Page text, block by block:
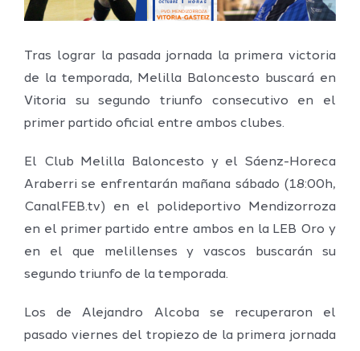
Tras lograr la pasada jornada la primera victoria
de la temporada, Melilla Baloncesto buscará en
Vitoria su segundo triunfo consecutivo en el
primer partido oficial entre ambos clubes.
El Club Melilla Baloncesto y el Sáenz-Horeca
Araberri se enfrentarán mañana sábado (18:00h,
CanalFEB.tv) en el polideportivo Mendizorroza
en el primer partido entre ambos en la LEB Oro y
en el que melillenses y vascos buscarán su
segundo triunfo de la temporada.
Los de Alejandro Alcoba se recuperaron el
pasado viernes del tropiezo de la primera jornada